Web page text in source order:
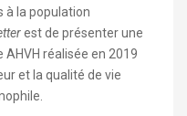
à la population
est de présenter une
AHVH réalisée en 2019
et la qualité de vie